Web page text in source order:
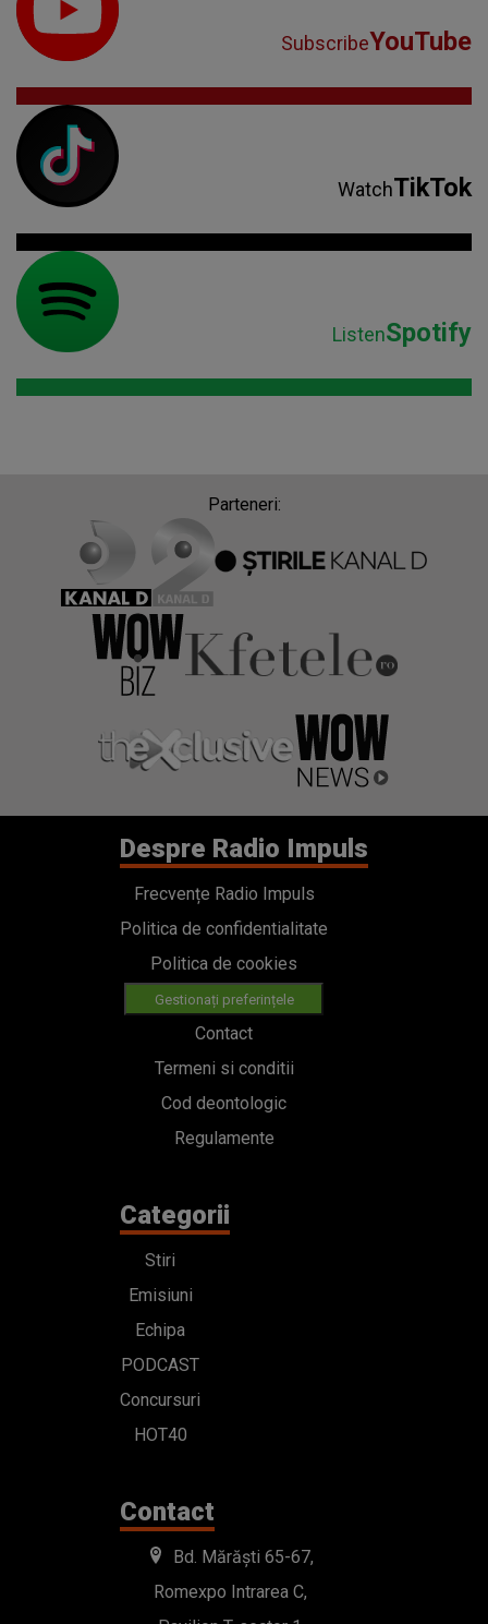
SubscribeYouTube
WatchTikTok
ListenSpotify
Parteneri:
Despre Radio Impuls
Frecvențe Radio Impuls
Politica de confidentialitate
Politica de cookies
Gestionați preferințele
Contact
Termeni si conditii
Cod deontologic
Regulamente
Categorii
Stiri
Emisiuni
Echipa
PODCAST
Concursuri
HOT40
Contact
Bd. Mărăști 65-67,
Romexpo Intrarea C,